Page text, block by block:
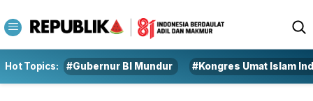
Hot Topics: #Gubernur BI Mundur #Kongres Umat Islam